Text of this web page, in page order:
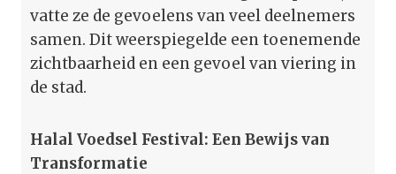
vatte ze de gevoelens van veel deelnemers
samen. Dit weerspiegelde een toenemende
zichtbaarheid en een gevoel van viering in
de stad.
Halal Voedsel Festival: Een Bewijs van
Transformatie